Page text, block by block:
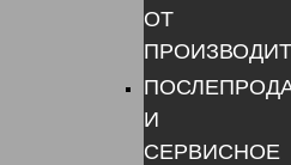
ОТ
И
СЕРВИСНОЕ